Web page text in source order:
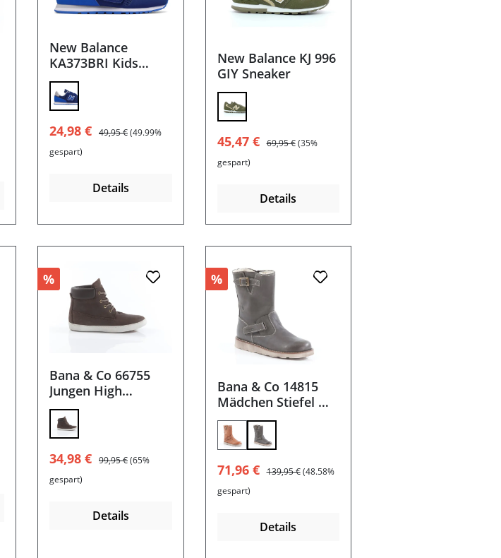
New Balance
KA373BRI Kids
Sneaker Gr. 21 - Gr.
35
Verkaufspreis:
24,98 € Regulärer Preis:
49,95 €(49.99%
gespart)
Details
New Balance KJ 996
GIY Sneaker
Verkaufspreis:
45,47 € Regulärer Preis:
69,95 € (35%
gespart)
Details
%
Bana & Co 66755
Jungen High
Sneaker
Verkaufspreis:
34,98 € Regulärer Preis:
99,95 €(65%
gespart)
Details
%
Bana & Co 14815
Mädchen Stiefel mit
Futter
Verkaufspreis:
71,96 € Regulärer Preis:
139,95 € (48.58%
gespart)
Details